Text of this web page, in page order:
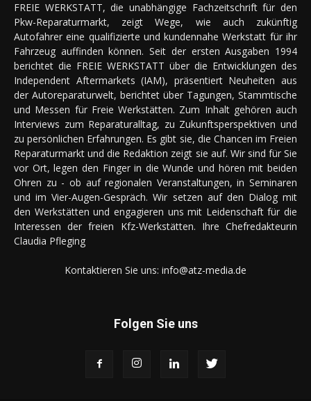
FREIE WERKSTATT, die unabhängige Fachzeitschrift für den
Pkw-Reparaturmarkt, zeigt Wege, wie auch zukünftig
Autofahrer eine qualifizierte und kundennahe Werkstatt für ihr
Fahrzeug auffinden können. Seit der ersten Ausgaben 1994
berichtet die FREIE WERKSTATT über die Entwicklungen des
Independent Aftermarkets (IAM), präsentiert Neuheiten aus
der Autoreparaturwelt, berichtet über Tagungen, Stammtische
und Messen für Freie Werkstätten. Zum Inhalt gehören auch
Interviews zum Reparaturalltag, zu Zukunftsperspektiven und
zu persönlichen Erfahrungen. Es gibt sie, die Chancen im Freien
Reparaturmarkt und die Redaktion zeigt sie auf. Wir sind für Sie
vor Ort, legen den Finger in die Wunde und hören mit beiden
Ohren zu - ob auf regionalen Veranstaltungen, in Seminaren
und im Vier-Augen-Gespräch. Wir setzen auf den Dialog mit
den Werkstätten und engagieren uns mit Leidenschaft für die
Interessen der freien Kfz-Werkstätten. Ihre Chefredakteurin
Claudia Pfleging
Kontaktieren Sie uns: info@atz-media.de
Folgen Sie uns